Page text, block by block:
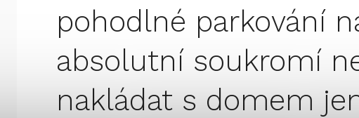
pohodlné parkování
absolutní soukromí
nakládat s domem